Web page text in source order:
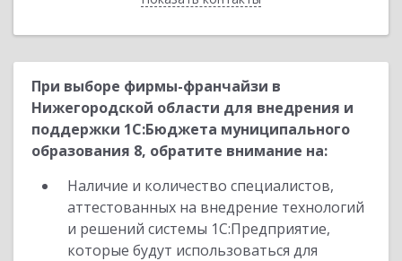
При выборе фирмы-франчайзи в
Нижегородской области для внедрения и
поддержки 1С:Бюджета муниципального
образования 8, обратите внимание на:
Наличие и количество специалистов,
аттестованных на внедрение технологий
и решений системы 1С:Предприятие,
которые будут использоваться для